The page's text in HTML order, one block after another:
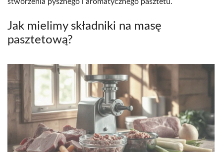
Jak mielimy składniki na masę
pasztetową?